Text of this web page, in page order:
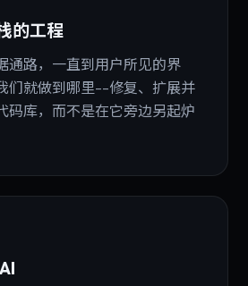
的工程
通路，一直到用户所见的界
们就做到哪里--修复、扩展并
码库，而不是在它旁边另起炉